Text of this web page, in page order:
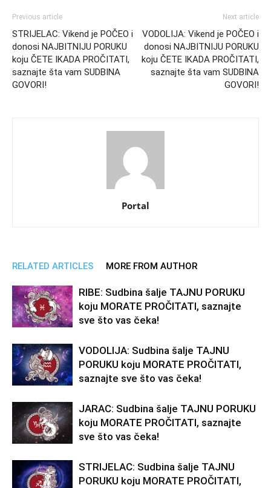
Previous article
STRIJELAC: Vikend je POČEO i
donosi NAJBITNIJU PORUKU
koju ČETE IKADA PROČITATI,
saznajte šta vam SUDBINA
GOVORI!
Next article
VODOLIJA: Vikend je POČEO i
donosi NAJBITNIJU PORUKU
koju ČETE IKADA PROČITATI,
saznajte šta vam SUDBINA
GOVORI!
Portal
RELATED ARTICLES MORE FROM AUTHOR
RIBE: Sudbina šalje TAJNU PORUKU
koju MORATE PROČITATI, saznajte
sve što vas čeka!
VODOLIJA: Sudbina šalje TAJNU
PORUKU koju MORATE PROČITATI,
saznajte sve što vas čeka!
JARAC: Sudbina šalje TAJNU PORUKU
koju MORATE PROČITATI, saznajte
sve što vas čeka!
STRIJELAC: Sudbina šalje TAJNU
PORUKU koju MORATE PROČITATI,